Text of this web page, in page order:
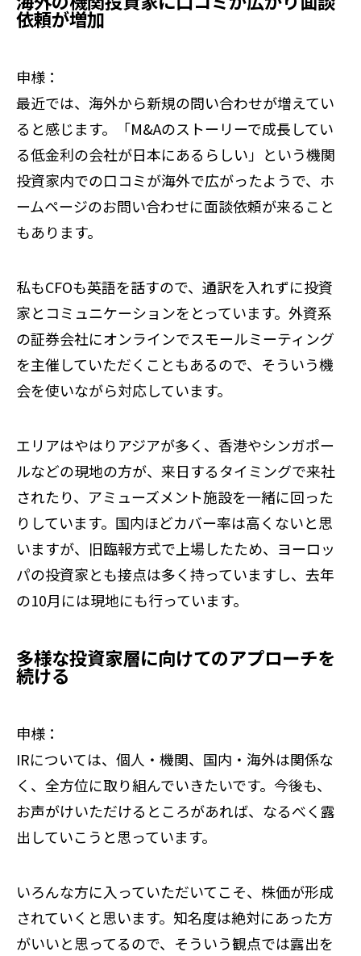
依頼が増加
申様：
最近では、海外から新規の問い合わせが増えてい
ると感じます。「M&Aのストーリーで成長してい
る低金利の会社が日本にあるらしい」という機関
投資家内での口コミが海外で広がったようで、ホ
ームページのお問い合わせに面談依頼が来ること
もあります。
私もCFOも英語を話すので、通訳を入れずに投資
家とコミュニケーションをとっています。外資系
の証券会社にオンラインでスモールミーティング
を主催していただくこともあるので、そういう機
会を使いながら対応しています。
エリアはやはりアジアが多く、香港やシンガポー
ルなどの現地の方が、来日するタイミングで来社
されたり、アミューズメント施設を一緒に回った
りしています。国内ほどカバー率は高くないと思
いますが、旧臨報方式で上場したため、ヨーロッ
パの投資家とも接点は多く持っていますし、去年
の10月には現地にも行っています。
多様な投資家層に向けてのアプローチを
続ける
申様：
IRについては、個人・機関、国内・海外は関係な
く、全方位に取り組んでいきたいです。今後も、
お声がけいただけるところがあれば、なるべく露
出していこうと思っています。
いろんな方に入っていただいてこそ、株価が形成
されていくと思います。知名度は絶対にあった方
がいいと思ってるので、そういう観点では露出を